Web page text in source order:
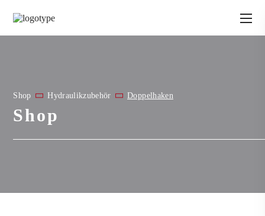
Shop Hydraulikzubehör Doppelhaken
Shop